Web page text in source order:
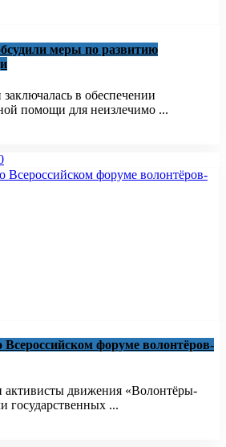
меры по развитию
в обеспечении
помощи для неизлечимо ...
форуме волонтёров-
движения «Волонтёры-
государственных ...